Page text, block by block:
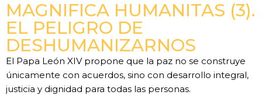
MAGNIFICA HUMANITAS (3).
EL PELIGRO DE
DESHUMANIZARNOS
El Papa León XIV propone que la paz no se construye
únicamente con acuerdos, sino con desarrollo integral,
justicia y dignidad para todas las personas.